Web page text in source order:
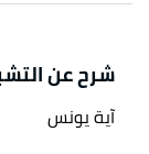
شرح عن
آية يونس